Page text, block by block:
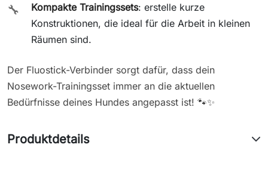
🔧 Kompakte Trainingssets: erstelle kurze
Konstruktionen, die ideal für die Arbeit in kleinen
Räumen sind.
Der Fluostick-Verbinder sorgt dafür, dass dein
Nosework-Trainingsset immer an die aktuellen
Bedürfnisse deines Hundes angepasst ist! 🐾✨
Produktdetails